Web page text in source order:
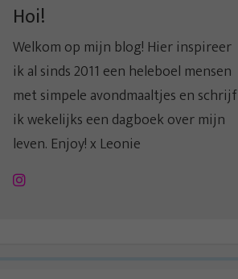
Hoi!
Welkom op mijn blog! Hier inspireer
ik al sinds 2011 een heleboel mensen
met simpele avondmaaltjes en schrijf
ik wekelijks een dagboek over mijn
leven. Enjoy! x Leonie
Instagram